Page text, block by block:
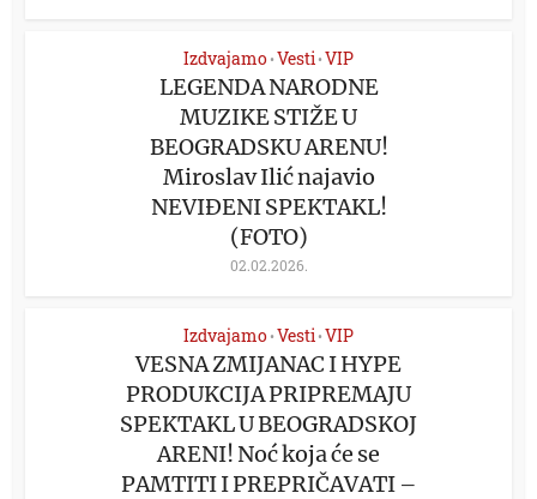
Izdvajamo•Vesti•VIP
LEGENDA NARODNE
MUZIKE STIŽE U
BEOGRADSKU ARENU!
Miroslav Ilić najavio
NEVIĐENI SPEKTAKL!
(FOTO)
02.02.2026.
Izdvajamo•Vesti•VIP
VESNA ZMIJANAC I HYPE
PRODUKCIJA PRIPREMAJU
SPEKTAKL U BEOGRADSKOJ
ARENI! Noć koja će se
PAMTITI I PREPRIČAVATI –